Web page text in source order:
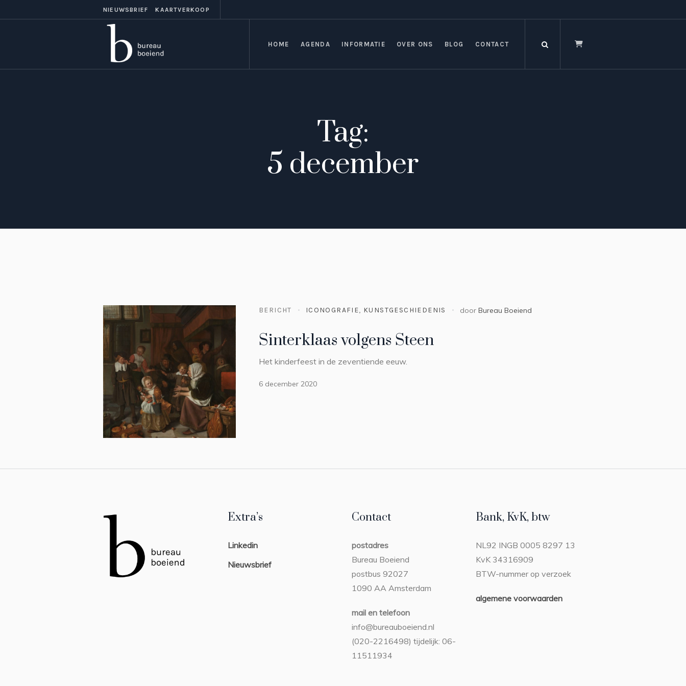
NIEUWSBRIEF KAARTVERKOOP
HOME AGENDA INFORMATIE OVER ONS BLOG CONTACT
Tag:
5 december
BERICHT ICONOGRAFIE, KUNSTGESCHIEDENIS door Bureau Boeiend
Sinterklaas volgens Steen
Het kinderfeest in de zeventiende eeuw.
6 december 2020
Extra’s
Linkedin
Nieuwsbrief
Contact
postadres
Bureau Boeiend
postbus 92027
1090 AA Amsterdam
mail en telefoon
info@bureauboeiend.nl
(020-2216498) tijdelijk: 06-
11511934
Bank, KvK, btw
NL92 INGB 0005 8297 13
KvK 34316909
BTW-nummer op verzoek
algemene voorwaarden